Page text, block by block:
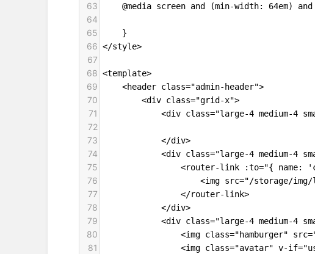
63
@media screen and (min-width: 64em)
64
65
    }
66 </style>
67
68 <template>
69
    <header class="admin-header">
70
        <div class="grid-x">
71
<div class="large-4 medium-4
72
73
            </div>
74
<div class="large-4 medium-4
75
<router-link :to="{ name:
76
<img src="/storage/
77
                </router-link>
78
            </div>
79
<div class="large-4 medium-4
80
<img class="hamburger"
81
<img class="avatar" v-